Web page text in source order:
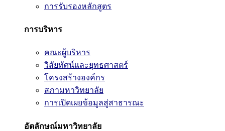
การรับรองหลักสูตร
การบริหาร
คณะผู้บริหาร
วิสัยทัศน์และยุทธศาสตร์
โครงสร้างองค์กร
สภามหาวิทยาลัย
การเปิดเผยข้อมูลสู่สาธารณะ
อัตลักษณ์มหาวิทยาลัย